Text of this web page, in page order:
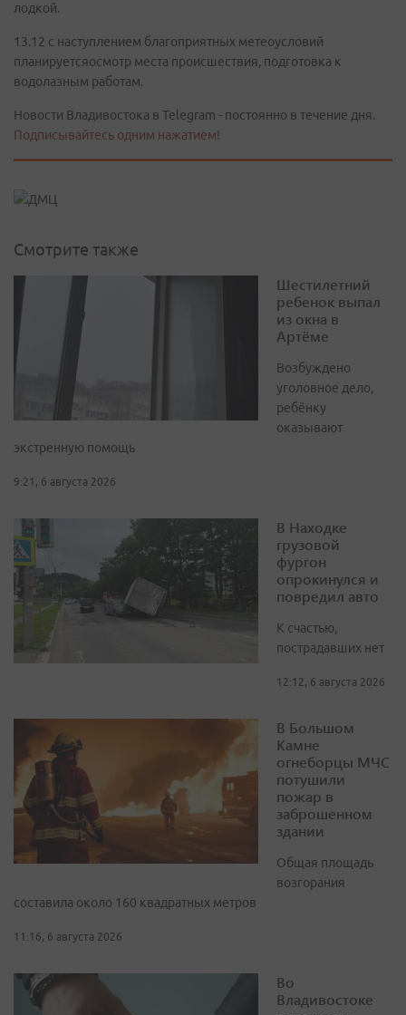
лодкой.
13.12 с наступлением благоприятных метеоусловий
планируетсяосмотр места происшествия, подготовка к
водолазным работам.
Новости Владивостока в Telegram - постоянно в течение дня.
Подписывайтесь одним нажатием!
Смотрите также
Шестилетний
ребенок выпал
из окна в
Артёме
Возбуждено
уголовное дело,
ребёнку
оказывают
экстренную помощь
9:21, 6 августа 2026
В Находке
грузовой
фургон
опрокинулся и
повредил авто
К счастью,
пострадавших нет
12:12, 6 августа 2026
В Большом
Камне
огнеборцы МЧС
потушили
пожар в
заброшенном
здании
Общая площадь
возгорания
составила около 160 квадратных метров
11:16, 6 августа 2026
Во
Владивостоке